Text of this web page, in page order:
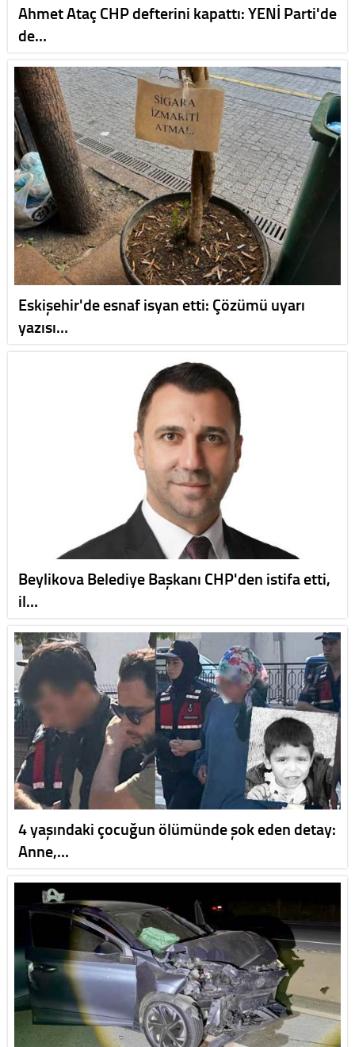
Ahmet Ataç CHP defterini kapattı: YENİ Parti'de
de…
Eskişehir'de esnaf isyan etti: Çözümü uyarı
yazısı…
Beylikova Belediye Başkanı CHP'den istifa etti,
il…
4 yaşındaki çocuğun ölümünde şok eden detay:
Anne,…